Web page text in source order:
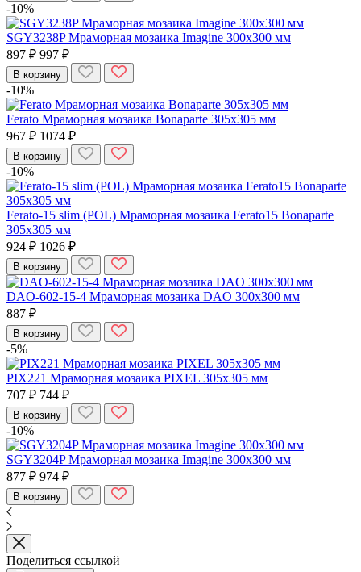
-10%
SGY3238P Мраморная мозаика Imagine 300x300 мм
897 ₽ 997 ₽
В корзину
-10%
Ferato Мраморная мозаика Bonaparte 305x305 мм
967 ₽ 1074 ₽
В корзину
-10%
Ferato-15 slim (POL) Мраморная мозаика Ferato15 Bonaparte
305x305 мм
924 ₽ 1026 ₽
В корзину
DAO-602-15-4 Мраморная мозаика DAO 300x300 мм
887 ₽
В корзину
-5%
PIX221 Мраморная мозаика PIXEL 305x305 мм
707 ₽ 744 ₽
В корзину
-10%
SGY3204P Мраморная мозаика Imagine 300x300 мм
877 ₽ 974 ₽
В корзину
Поделиться ссылкой